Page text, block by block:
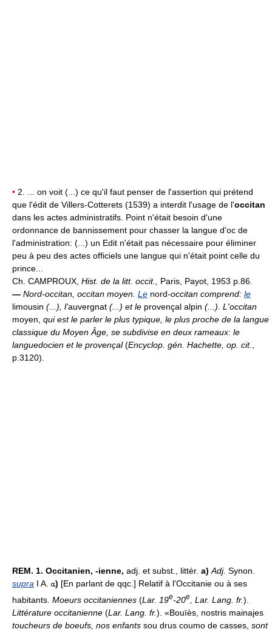
• 2. ... on voit (...) ce qu'il faut penser de l'assertion qui prétend
que l'édit de Villers-Cotterets (1539) a interdit l'usage de l'occitan
dans les actes administratifs. Point n'était besoin d'une
ordonnance de bannissement pour chasser la langue d'oc de
l'administration: (...) un Edit n'était pas nécessaire pour éliminer
peu à peu des actes officiels une langue qui n'était point celle du
prince...
Ch. CAMPROUX, Hist. de la litt. occit., Paris, Payot, 1953 p.86.
— Nord-occitan, occitan moyen. Le nord-occitan comprend: le
limousin (...), l'auvergnat (...) et le provençal alpin (...). L'occitan
moyen, qui est le parler le plus typique, le plus proche de la langue
classique du Moyen Âge, se subdivise en deux rameaux: le
languedocien et le provençal(Encyclop. gén. Hachette, op. cit.,
p.3120).
REM. 1. Occitanien, -ienne, adj. et subst., littér. a)Adj. Synon.
supra I A. ) [En parlant de qqc.] Relatif à l'Occitanie ou à ses
habitants. Moeurs occitaniennes (Lar. 19e-20e , Lar. Lang. fr.).
Littérature occitanienne (Lar. Lang. fr.). «Bouïès, nostris mainajes
toucheurs de boeufs, nos enfants sou drus coumo de casses, sont